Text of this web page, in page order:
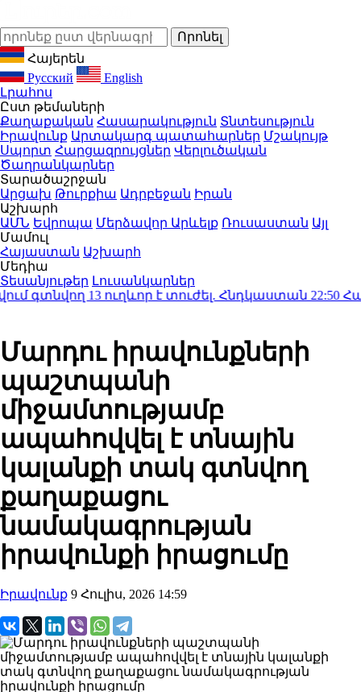
Հայերեն
Русский
English
Լրահոս
Ըստ թեմաների
Քաղաքական Հասարակություն Տնտեսություն
Իրավունք Արտակարգ պատահարներ Մշակույթ
Սպորտ Հարցազրույցներ Վերլուծական
Ծաղրանկարներ
Տարածաշրջան
Արցախ Թուրքիա Ադրբեջան Իրան
Աշխարհ
ԱՄՆ Եվրոպա Մերձավոր Արևելք Ռուսաստան Այլ
Մամուլ
Հայաստան Աշխարհ
Մեդիա
Տեսանյութեր Լուսանկարներ
13 ուղևոր է տուժել. Հնդկաստան22:50
Մարդու իրավունքների
պաշտպանի
միջամտությամբ
ապահովվել է տնային
կալանքի տակ գտնվող
քաղաքացու
նամակագրության
իրավունքի իրացումը
Իրավունք 9 Հուլիս, 2026 14:59